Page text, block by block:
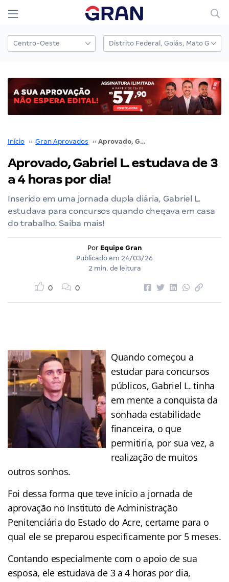
Início ›› Gran Aprovados ›› Aprovado, Gabriel L. estudava de 3 a 4 horas por dia!
Aprovado, Gabriel L. estudava de 3
a 4 horas por dia!
Inserido em uma jornada dupla diária, Gabriel L.
estudava para concursos quando chegava em casa
do trabalho. Saiba mais!
Por Equipe Gran
Publicado em 24/03/26
2 min. de leitura
0 0
Quando começou a
estudar para concursos
públicos, Gabriel L. tinha
em mente a conquista da
sonhada estabilidade
financeira, o que
permitiria, por sua vez, a
realização de muitos
outros sonhos.
Foi dessa forma que teve início a jornada de
aprovação no Instituto de Administração
Penitenciária do Estado do Acre, certame para o
qual ele se preparou especificamente por 5 meses.
Contando especialmente com o apoio de sua
esposa, ele estudava de 3 a 4 horas por dia,